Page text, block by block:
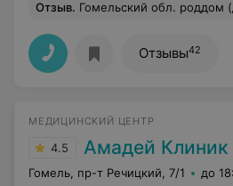
Отзыв. Гомельский обл. роддом (декабрь 2025) 1. Родовое отд. Огромное впечатление произвела зав. Е.Н. Невероятно шикарная женщина и профи высочайшего класса. У неё особая энергетика: каждый раз, когда она входила, мне физически и морально становилось легче. Настоящее призвание! В отделении идеальная чистота, всё просто сияет
Отзывы42
МЕДИЦИНСКИЙ ЦЕНТР
4.5 Амадей Клиник
Гомель, пр-т Речицкий, 7/1 до